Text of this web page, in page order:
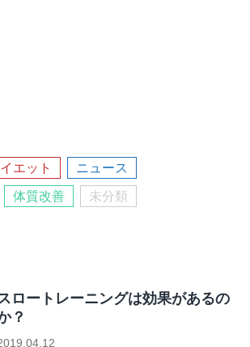
エット ニュース
体質改善 未分類
ロートレーニングは効果があるの
？